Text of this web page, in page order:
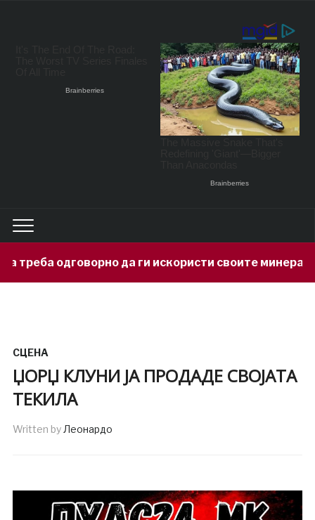
да ги искористи своите минерални богатства
СЦЕНА
ЏОРЏ КЛУНИ ЈА ПРОДАДЕ СВОЈАТА
ТЕКИЛА
Written byЛеонардо